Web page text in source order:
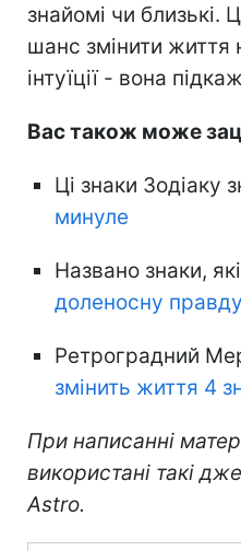
знайомі чи
шанс змінити життя
інтуїції - вона
Вас також може
Ці знаки Зодіаку
минуле
Названо знаки, які
доленосну правду
Ретроградний
змінить життя 4
При написанні
використані такі
Astro.